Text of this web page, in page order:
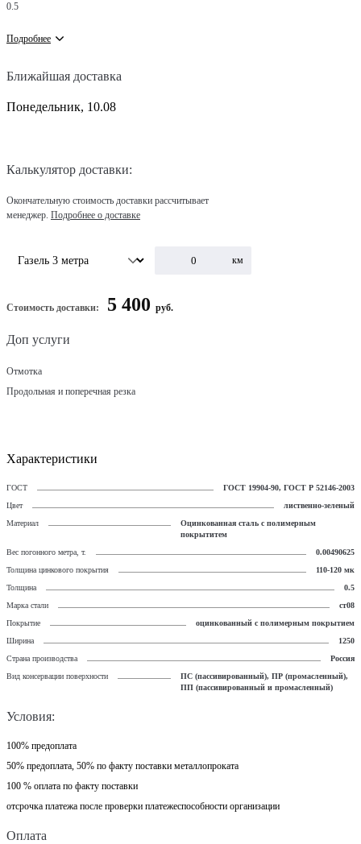
0.5
Подробнее
Ближайшая доставка
Понедельник, 10.08
Калькулятор доставки:
Окончательную стоимость доставки рассчитывает
менеджер. Подробнее о доставке
км
Стоимость доставки: 5 400 руб.
Доп услуги
Отмотка
Продольная и поперечная резка
Характеристики
ГОСТ
ГОСТ 19904-90, ГОСТ Р 52146-2003
Цвет
лиственно-зеленый
Материал
Оцинкованная сталь с полимерным
покрытитем
Вес погонного метра, т.
0.00490625
Толщина цинкового покрытия
110-120 мк
Толщина
0.5
Марка стали
ст08
Покрытие
оцинкованный с полимерным покрытием
Ширина
1250
Страна производства
Россия
Вид консервации поверхности
ПС (пассивированный), ПР (промасленный),
ПП (пассивированный и промасленный)
Условия:
100% предоплата
50% предоплата, 50% по факту поставки металлопроката
100 % оплата по факту поставки
отсрочка платежа после проверки платежеспособности организации
Оплата